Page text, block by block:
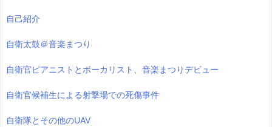
自己紹介
自衛太鼓＠音楽まつり
自衛官ピアニストとボーカリスト、音楽まつりデビュー
自衛官候補生による射撃場での死傷事件
自衛隊とその他のUAV